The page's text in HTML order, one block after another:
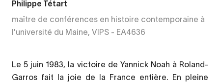
Philippe Tétart
maître de conférences en histoire contemporaine à
l’université du Maine, VIPS - EA4636
Le 5 juin 1983, la victoire de Yannick Noah à Roland-
Garros fait la joie de la France entière. En pleine